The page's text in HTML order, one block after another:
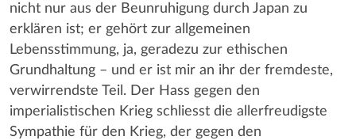
nicht nur aus der Beunruhigung durch Japan zu
erklären ist; er gehört zur allgemeinen
Lebensstimmung, ja, geradezu zur ethischen
Grundhaltung – und er ist mir an ihr der fremdeste,
verwirrendste Teil. Der Hass gegen den
imperialistischen Krieg schliesst die allerfreudigste
Sympathie für den Krieg, der gegen den